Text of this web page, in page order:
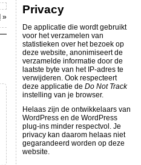
»
Privacy
De applicatie die wordt gebruikt
voor het verzamelen van
statistieken over het bezoek op
deze website, anonimiseert de
verzamelde informatie door de
laatste byte van het IP-adres te
verwijderen. Ook respecteert
deze applicatie de Do Not Track
instelling van je browser.
Helaas zijn de ontwikkelaars van
WordPress en de WordPress
plug-ins minder respectvol. Je
privacy kan daarom helaas niet
gegarandeerd worden op deze
website.